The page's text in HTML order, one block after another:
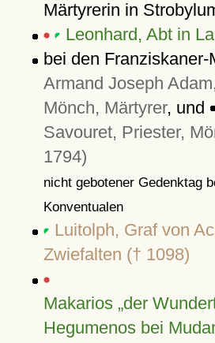
Märtyrerin in
Leonhard, Abt in
bei den Franziskaner-
Armand Joseph
Mönch, Märtyrer, und
Savouret, Priester,
1794)
nicht gebotener Gedenktag
Konventualen
Luitolph, Graf von
Zwiefalten († 1098)
Makarios der
Hegumenos bei